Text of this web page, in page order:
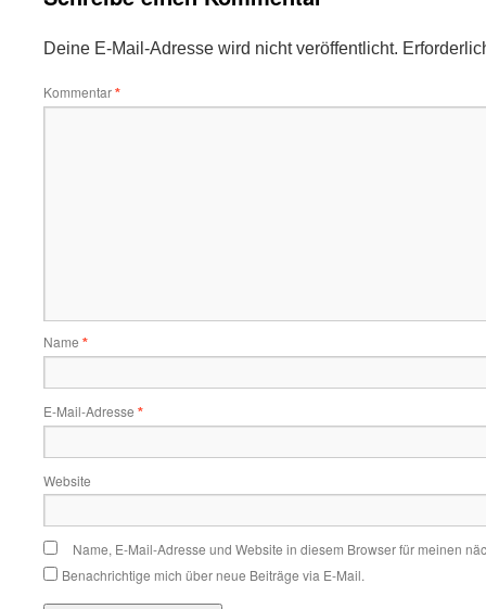
Deine E-Mail-Adresse wird nicht veröffentlicht.
Kommentar *
Name *
E-Mail-Adresse *
Website
Name, E-Mail-Adresse und Website in diesem Browser für meinen
Benachrichtige mich über neue Beiträge via E-Mail.